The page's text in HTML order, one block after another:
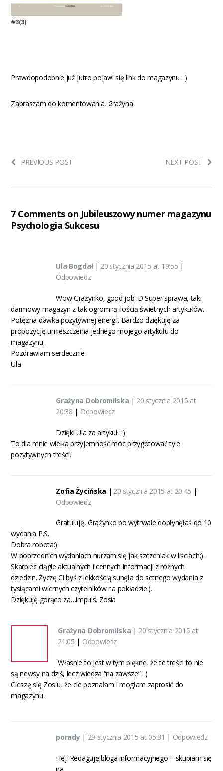
#3(3)
Prawdopodobnie już jutro pojawi się link do magazynu : )
Zapraszam do komentowania, Grażyna
PREVIOUS POST NEXT POST
7 Comments on Jubileuszowy numer magazynu
Psychologia Sukcesu
Ula Bogdał| 20 stycznia 2015 at 19:55 |
Odpowiedz
Wow Grażynko, good job :D Super sprawa, taki
darmowy magazyn z tak ogromną ilością świetnych artykułów.
Potężna dawka pozytywnej energii. Bardzo dziękuję za
propozycję umieszczenia jednego mojego artykułu do
magazynu.
Pozdrawiam serdecznie
Ula
Grażyna Dobromilska | 20 stycznia 2015 at
20:38 | Odpowiedz
Dzięki Ula za artykuł : )
To dla mnie wielka przyjemność móc przygotować tyle
pozytywnych treści.
Zofia Życińska | 20 stycznia 2015 at 20:45 |
Odpowiedz
Gratuluję, Grażynko bo wytrwale dopłynęłaś do 10
wydania P.S.
Dobra robota:).
W poprzednich wydaniach nurzam się jak szczeniak w liściach;).
Skarbiec ciągle aktualnych i cennych informacji z różnych
dziedzin. Życzę Ci byś z lekkością sunęła do setnego wydania z
tysiącami wiernych czytelników na pokładzie:).
Dziękuję gorąco za…impuls. Zosia
Grażyna Dobromilska | 20 stycznia 2015 at
21:05 | Odpowiedz
Własnie to jest w tym piękne, że te treści to nie
są newsy na dziś, lecz wiedza “na zawsze” : )
Cieszę się Zosiu, że cie poznałam i mogłam zaprosić do
magazynu.
porady| 29 stycznia 2015 at 05:31 | Odpowiedz
Hej. Redaguję bloga informacyjnego – skupiam się
na